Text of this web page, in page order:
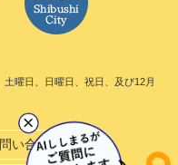
曜日、日曜日、祝日、及び12月
い合わせ